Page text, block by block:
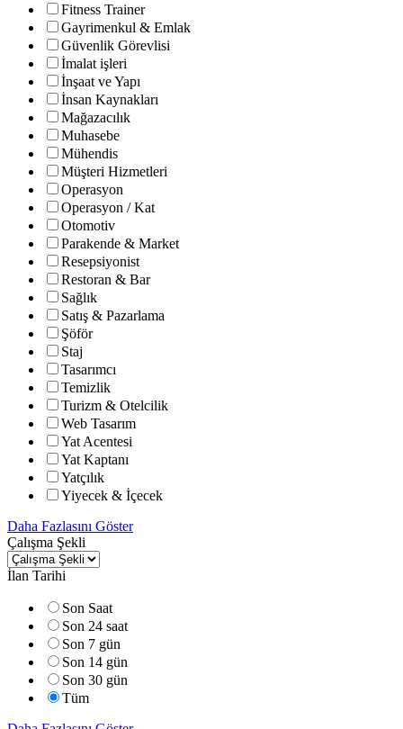
Fitness Trainer
Gayrimenkul & Emlak
Güvenlik Görevlisi
İmalat işleri
İnşaat ve Yapı
İnsan Kaynakları
Mağazacılık
Muhasebe
Mühendis
Müşteri Hizmetleri
Operasyon
Operasyon / Kat
Otomotiv
Parakende & Market
Resepsiyonist
Restoran & Bar
Sağlık
Satış & Pazarlama
Şöför
Staj
Tasarımcı
Temizlik
Turizm & Otelcilik
Web Tasarım
Yat Acentesi
Yat Kaptanı
Yatçılık
Yiyecek & İçecek
Daha Fazlasını Göster
Çalışma Şekli
İlan Tarihi
Son Saat
Son 24 saat
Son 7 gün
Son 14 gün
Son 30 gün
Tüm